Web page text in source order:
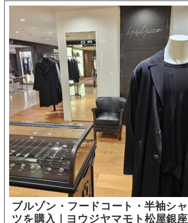
ブルゾン・フードコート・半袖シャ
ツを購入｜ヨウジヤマモト松屋銀座